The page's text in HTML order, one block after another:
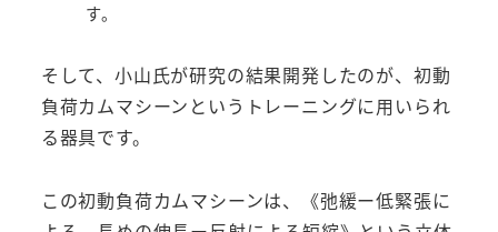
す。
そして、小山氏が研究の結果開発したのが、初動
負荷カムマシーンというトレーニングに用いられ
る器具です。
この初動負荷カムマシーンは、《弛緩ー低緊張に